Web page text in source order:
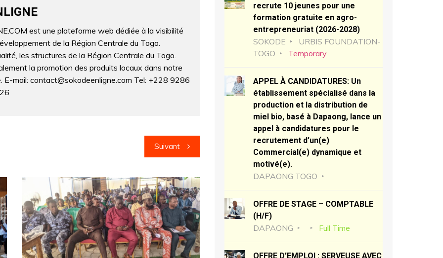
er
est une plateforme web dédiée à la visibilité
de la Région Centrale du Togo.
les structures de la Région Centrale du Togo.
la promotion des produits locaux dans notre
E-mail: contact@sokodeenligne.com Tel: +228 9286
Suivant
recrute 10 jeunes pour une
formation gratuite en agro-
entrepreneuriat (2026-2028)
SOKODE
URBIS FOUNDATION-
TOGO
Temporary
APPEL À CANDIDATURES: Un
établissement spécialisé dans la
production et la distribution de
miel bio, basé à Dapaong, lance un
appel à candidatures pour le
recrutement d’un(e)
Commercial(e) dynamique et
motivé(e).
DAPAONG TOGO
OFFRE DE STAGE – COMPTABLE
(H/F)
DAPAONG Full Time
OFFRE D’EMPLOI : SERVEUSE AVEC